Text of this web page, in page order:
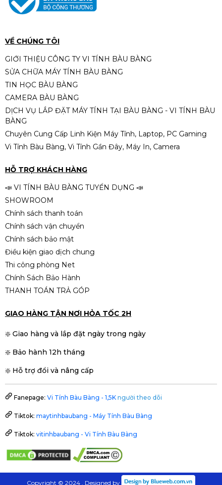
Màn hình Gaming EDRA
EGM27F120H 27 inch FullHD
VỀ CHÚNG TÔI
GIỚI THIỆU CÔNG TY VI TÍNH BÀU BÀNG
SỬA CHỮA MÁY TÍNH BÀU BÀNG
TIN HỌC BÀU BÀNG
CAMERA BÀU BÀNG
DỊCH VỤ LẮP ĐẶT MÁY TÍNH TẠI BÀU BÀNG - VI TÍNH BÀU
BÀNG
Chuyên Cung Cấp Linh Kiện Máy Tính, Laptop, PC Gaming
Vi Tính Bàu Bàng, Vi Tính Gần Đây, Máy In, Camera
HỖ TRỢ KHÁCH HÀNG
📣 VI TÍNH BÀU BÀNG TUYỂN DỤNG 📣
SHOWROOM
Chính sách thanh toán
Chính sách vận chuyển
Chính sách bảo mật
Điều kiện giao dịch chung
Thi công phòng Net
Chính Sách Bảo Hành
THANH TOÁN TRẢ GÓP
GIAO HÀNG TẬN NƠI HỎA TỐC 2H
❇️ Giao hàng và lắp đặt ngày trong ngày
❇️ Bảo hành 12h tháng
❇️ Hỗ trợ đổi và nâng cấp
Fanepage: Vi Tính Bàu Bàng - 1,5K người theo dõi
Tiktok: maytinhbaubang - Máy Tính Bàu Bàng
Tiktok: vitinhbaubang - Vi Tính Bàu Bàng
Copyright © 2024 . Designed by